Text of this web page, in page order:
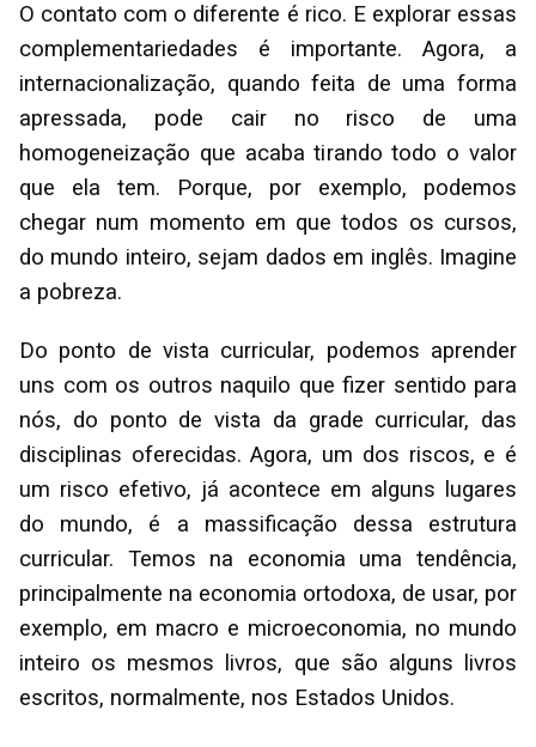
O contato com o diferente é rico. E explorar essas
complementariedades é importante. Agora, a
internacionalização, quando feita de uma forma
apressada, pode cair no risco de uma
homogeneização que acaba tirando todo o valor
que ela tem. Porque, por exemplo, podemos
chegar num momento em que todos os cursos,
do mundo inteiro, sejam dados em inglês. Imagine
a pobreza.
Do ponto de vista curricular, podemos aprender
uns com os outros naquilo que fizer sentido para
nós, do ponto de vista da grade curricular, das
disciplinas oferecidas. Agora, um dos riscos, e é
um risco efetivo, já acontece em alguns lugares
do mundo, é a massificação dessa estrutura
curricular. Temos na economia uma tendência,
principalmente na economia ortodoxa, de usar, por
exemplo, em macro e microeconomia, no mundo
inteiro os mesmos livros, que são alguns livros
escritos, normalmente, nos Estados Unidos.